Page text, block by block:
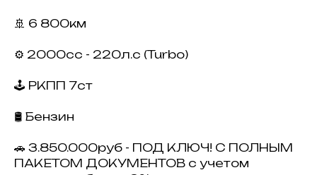
🚢 6 800км
⚙️ 2000сс - 220л.с (Turbo)
🕹 РКПП 7ст
🛢 Бензин
🚗 3.850.000руб - ПОД КЛЮЧ! С ПОЛНЫМ
ПАКЕТОМ ДОКУМЕНТОВ с учетом